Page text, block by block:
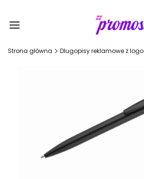
Strona główna Dlugopisy reklamowe z logo